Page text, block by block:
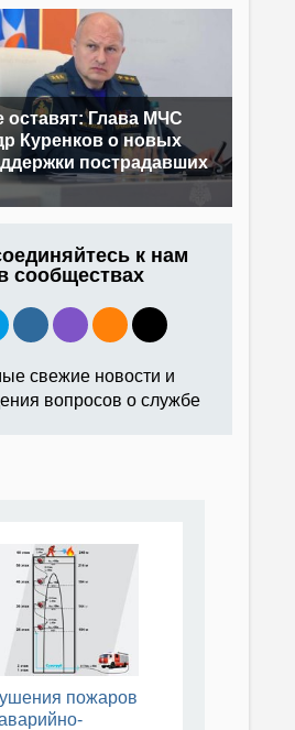
оставят: Глава МЧС
Куренков о новых
пострадавших
к нам
сообществах
свежие новости и
вопросов о службе
пожаров